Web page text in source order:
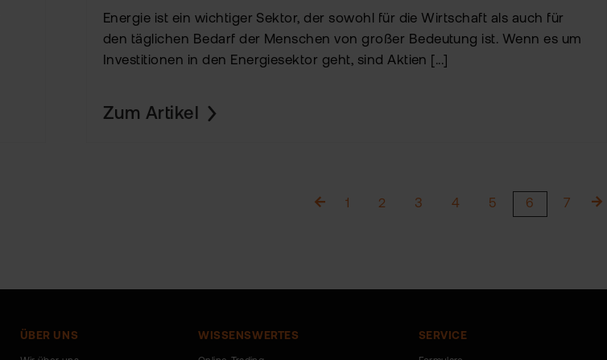
Energie ist ein wichtiger Sektor, der sowohl für die Wirtschaft als auch für
den täglichen Bedarf der Menschen von großer Bedeutung ist. Wenn es um
Investitionen in den Energiesektor geht, sind Aktien [...]
Zum Artikel
1 2 3 4 5 6 7
ÜBER UNS WISSENSWERTES SERVICE